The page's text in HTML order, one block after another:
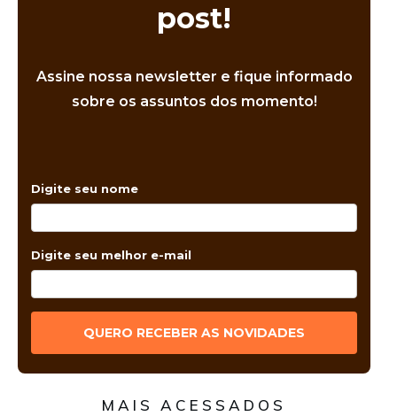
post!
Assine nossa newsletter e fique informado
sobre os assuntos dos momento!
Digite seu nome
Digite seu melhor e-mail
QUERO RECEBER AS NOVIDADES
MAIS ACESSADOS